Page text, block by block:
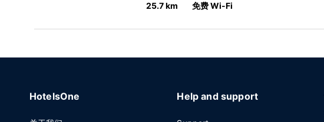
25.7 km 免费 Wi-Fi
HotelsOne Help and support